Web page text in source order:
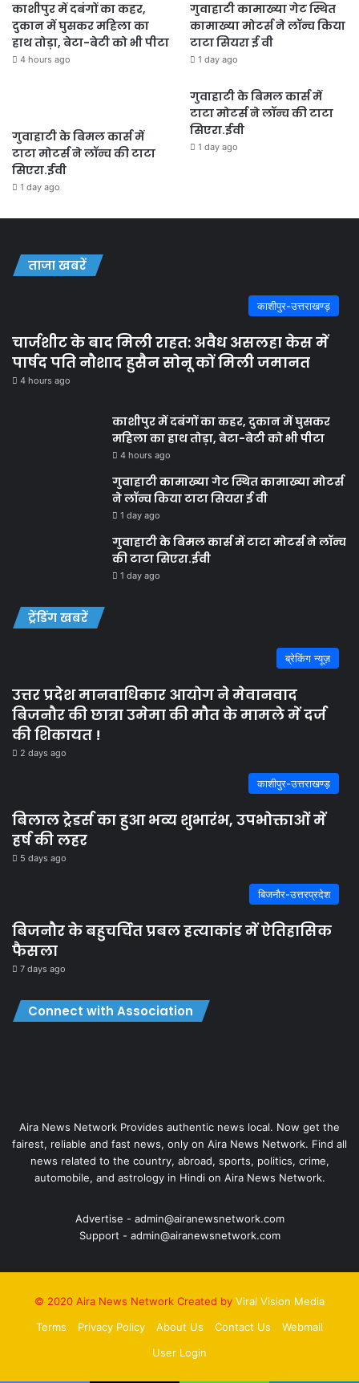
काशीपुर में दबंगों का कहर,
दुकान में घुसकर महिला का
हाथ तोड़ा, बेटा-बेटी को भी पीटा
4 hours ago
गुवाहाटी कामाख्या गेट स्थित
कामाख्या मोटर्स ने लॉन्च किया
टाटा सियरा ई वी
1 day ago
गुवाहाटी के बिमल कार्स में
टाटा मोटर्स ने लॉन्च की टाटा
सिएरा.ईवी
1 day ago
गुवाहाटी के बिमल कार्स में
टाटा मोटर्स ने लॉन्च की टाटा
सिएरा.ईवी
1 day ago
ताजा खबरें
काशीपुर-उत्तराखण्ड़
चार्जशीट के बाद मिली राहत: अवैध असलहा केस में
पार्षद पति नौशाद हुसैन सोनू कों मिली जमानत
4 hours ago
काशीपुर में दबंगों का कहर, दुकान में घुसकर
महिला का हाथ तोड़ा, बेटा-बेटी को भी पीटा
4 hours ago
गुवाहाटी कामाख्या गेट स्थित कामाख्या मोटर्स
ने लॉन्च किया टाटा सियरा ई वी
1 day ago
गुवाहाटी के बिमल कार्स में टाटा मोटर्स ने लॉन्च
की टाटा सिएरा.ईवी
1 day ago
ट्रेंडिंग खबरें
ब्रेकिंग न्यूज़
उत्तर प्रदेश मानवाधिकार आयोग ने मेवानवाद
बिजनौर की छात्रा उमेमा की मौत के मामले में दर्ज
की शिकायत !
2 days ago
काशीपुर-उत्तराखण्ड़
बिलाल ट्रेडर्स का हुआ भव्य शुभारंभ, उपभोक्ताओं में
हर्ष की लहर
5 days ago
बिजनौर-उत्तरप्रदेश
बिजनौर के बहुचर्चित प्रबल हत्याकांड में ऐतिहासिक
फैसला
7 days ago
Connect with Association
Aira News Network Provides authentic news local. Now get the
fairest, reliable and fast news, only on Aira News Network. Find all
news related to the country, abroad, sports, politics, crime,
automobile, and astrology in Hindi on Aira News Network.
Advertise - admin@airanewsnetwork.com
Support - admin@airanewsnetwork.com
© 2020 Aira News Network Created by Viral Vision Media
Terms
Privacy Policy About Us Contact Us
Webmail
User Login